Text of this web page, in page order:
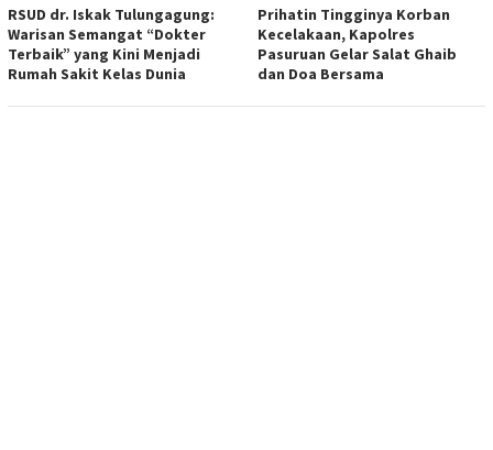
RSUD dr. Iskak Tulungagung:
Warisan Semangat “Dokter
Terbaik” yang Kini Menjadi
Rumah Sakit Kelas Dunia
Prihatin Tingginya Korban
Kecelakaan, Kapolres
Pasuruan Gelar Salat Ghaib
dan Doa Bersama